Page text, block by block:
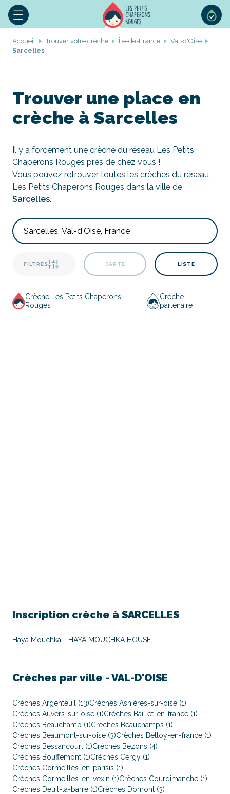
Accueil Trouver votre crèche Île-de-France
Val-d'Oise
Sarcelles
Trouver une place en
crèche à Sarcelles
Il y a forcément une crèche du réseau Les Petits
Chaperons Rouges près de chez vous !
Vous pouvez retrouver toutes les crèches du réseau
Les Petits Chaperons Rouges dans la ville de
Sarcelles.
FILTRES CARTE LISTE
Crèche Les Petits Chaperons
Rouges
Crèche
partenaire
Inscription crèche à SARCELLES
Haya Mouchka - HAYA MOUCHKA HOUSE
Crèches par ville - VAL-D'OISE
Crèches Argenteuil (13)Crèches Asnières-sur-oise (1)
Crèches Auvers-sur-oise (1)Crèches Baillet-en-france (1)
Crèches Beauchamp (1)Crèches Beauchamps (1)
Crèches Beaumont-sur-oise (3)Crèches Belloy-en-france (1)
Crèches Bessancourt (1)Crèches Bezons (4)
Crèches Bouffémont (1)Crèches Cergy (1)
Crèches Cormeilles-en-parisis (1)
Crèches Cormeilles-en-vexin (1)Crèches Courdimanche (1)
Crèches Deuil-la-barre (1)Crèches Domont (3)